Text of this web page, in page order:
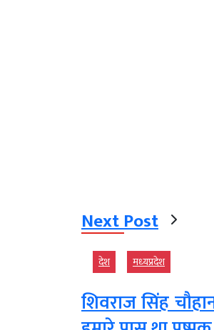
Next Post
देश मध्‍यप्रदेश
शिवराज सिंह